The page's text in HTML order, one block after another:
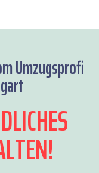
Umzugsprofi